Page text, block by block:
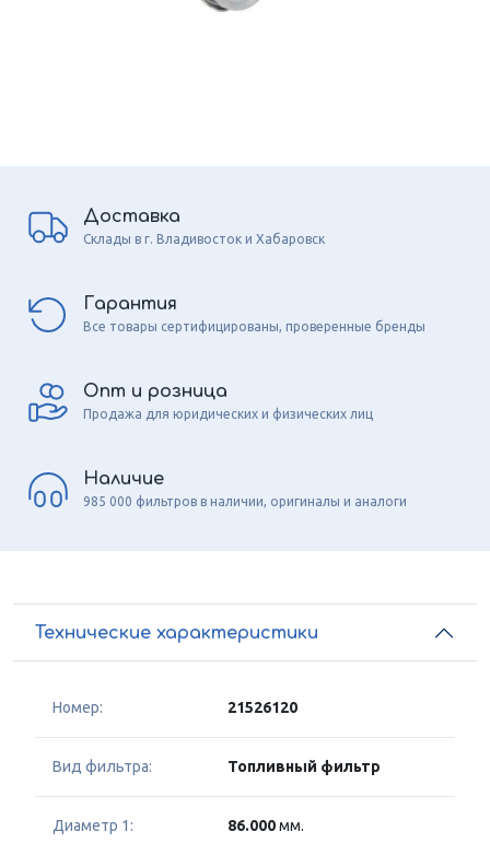
Доставка
Склады в г. Владивосток и Хабаровск
Гарантия
Все товары сертифицированы, проверенные бренды
Опт и розница
Продажа для юридических и физических лиц
Наличие
985 000 фильтров в наличии, оригиналы и аналоги
Технические характеристики
Номер: 21526120
Вид фильтра: Топливный фильтр
Диаметр 1: 86.000мм.